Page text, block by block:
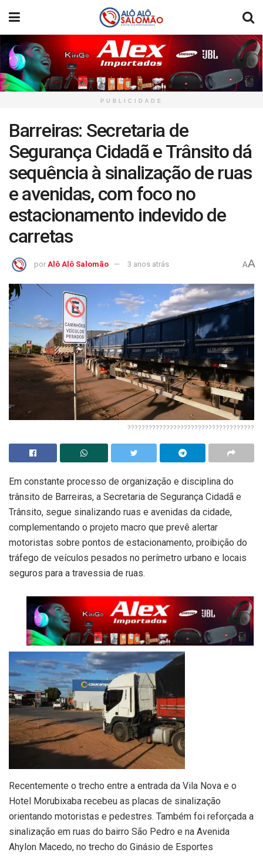
PUBLICIDADE
Barreiras: Secretaria de
Segurança Cidadã e Trânsito dá
sequência à sinalização de ruas
e avenidas, com foco no
estacionamento indevido de
carretas
por Alô Alô Salomão 3 anos atrás AA
????????????????????????????????????
Em constante processo de organização e disciplina do
trânsito de Barreiras, a Secretaria de Segurança Cidadã e
Trânsito, segue sinalizando ruas e avenidas da cidade,
complementando o projeto macro que prevê alertar
motoristas sobre pontos de estacionamento, proibição do
tráfego de veículos pesados no perímetro urbano e locais
seguros para a travessia de ruas.
Recentemente o trecho entre a entrada da Vila Nova e o
Hotel Morubixaba recebeu as placas de sinalização
orientando motoristas e pedestres. Também foi reforçada a
sinalização em ruas do bairro São Pedro e na Avenida
Ahylon Macedo, no trecho do Ginásio de Esportes